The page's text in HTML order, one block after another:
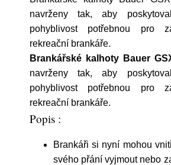
navrženy tak, aby
pohyblivost potřebnou pro
rekreační brankáře.
Brankářské kalhoty Bauer
navrženy tak, aby
pohyblivost potřebnou pro
rekreační brankáře.
Popis :
Brankáři si nyní mohou
svého přání vyjmout nebo